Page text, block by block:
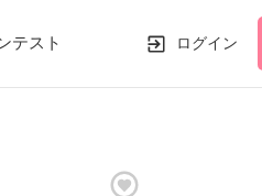
テスト ログイン